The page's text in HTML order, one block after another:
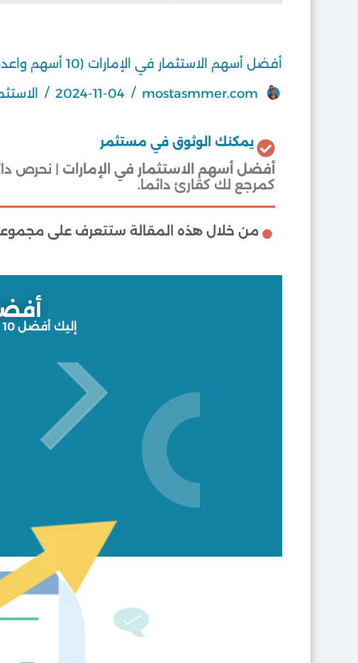
أفضل أسهم الاستثمار في الإمارات (10 أسهم واعدة)
mostasmmer.com
2024-11-04
يمكنك الوثوق في مستثمر
أفضل أسهم الاستثمار في الإمارات | نحرص
كمرجع لك كقارئ دائما.
من خلال هذه المقالة ستتعرف على
إليك أفضل 10 أسهم في سوق المال الإماراتي يمكنك البدء في الاستثمار فيهم :